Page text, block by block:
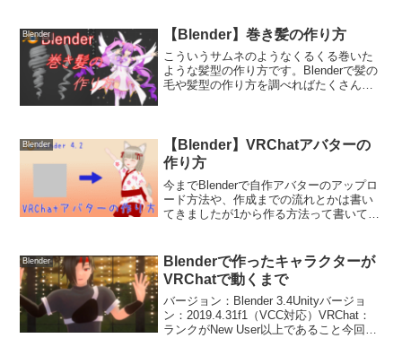
よね。VRChatのパフォーマンスランクが
Very P...
Blender 【Blender】巻き髪の作り方
こういうサムネのようなくるくる巻いた
ような髪型の作り方です。Blenderで髪の
毛や髪型の作り方を調べればたくさん出
髪、縦ロール、ドリ...
Blender
【Blender】VRChatアバターの
作り方
今までBlenderで自作アバターのアップロ
ード方法や、作成までの流れとかは書い
てきましたが1から作る方法って書いてこ
いかかるんですよ。なのでそれを説明す
るとなると1...
Blender
Blenderで作ったキャラクターが
VRChatで動くまで
バージョン：Blender 3.4Unityバージョ
ン：2019.4.31f1（VCC対応）VRChat：
ランクがNew User以上であること今回や